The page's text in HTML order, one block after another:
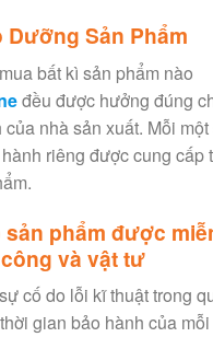
Dưỡng Sản Phẩm
bất kì sản phẩm nào
đều được hưởng đúng
nhà sản xuất. Mỗi
riêng được cung cấp
phẩm được
và vật tư
cố do lỗi kĩ thuật trong
gian bảo hành của